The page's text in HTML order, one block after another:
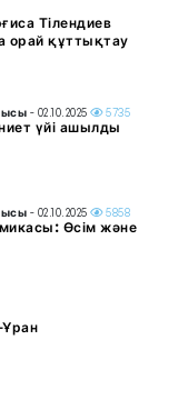
Тілендиев
орай құттықтау
- 02.10.2025 5735
үйі ашылды
- 02.10.2025 5858
Өсім және